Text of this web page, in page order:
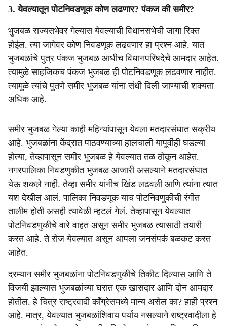
3. येवल्यातून पोटनिवडणूक कोण लढणार? पंकज की समीर?
भुजबळ राज्यसभेवर गेल्यास येवल्याची विधानसभेची जागा रिक्त
होईल. त्या जागेवर कोण निवडणूक लढवणार हा प्रश्न आहे. यात
भुजबळांचे पुत्र पंकज भुजबळ आधीच विधानपरिषदेचे आमदार आहेत.
त्यामुळे साहजिकच पंकज भुजबळ ही पोटनिवडणूक लढवणार नाहीत.
त्यामुळे त्यांचे पुतणे समीर भुजबळ यांना संधी दिली जाण्याची शक्यता
अधिक आहे.
समीर भुजबळ गेल्या काही महिन्यांपासून येवला मतदारसंघात सक्रीय
आहे. भुजबळांना केंद्रात पाठवण्याच्या हालचाली यापूर्वीही घडल्या
होत्या, तेव्हापासून समीर भुजबळ हे येवल्यात तळ ठोकून आहेत.
नगरपालिका निवडणुकीत भुजबळ आजारी असल्याने मतदारसंघात
येऊ शकले नाही. तेव्हा समीर यांनीच खिंड लढवली आणि त्यांना त्यात
यश देखील आलं. पालिका निवडणूक याच पोटनिवणुकीची रंगीत
तालीम होती असही त्यावेळी म्हटलं गेलं. तेव्हापासून येवल्यात
पोटनिवडणुकीचे वारे वाहत असून समीर भुजबळ त्यासाठी तयारी
करत आहे. ते रोज येवल्यात असून आपला जनसंपर्क बळकट करत
आहेत.
दरम्यान समीर भुजबळांना पोटनिवडणुकीचे तिकीट दिल्यास आणि ते
विजयी झाल्यास भुजबळांच्या घरात एक खासदार आणि दोन आमदार
होतील. हे चित्र राष्ट्रवादी काँग्रेसमध्ये मान्य असेल का? हाही प्रश्न
आहे. मात्र, येवल्यात भुजबळांशिवाय पर्याय नसल्याने राष्ट्रवादीला हे